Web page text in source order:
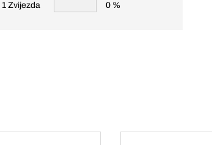
1 Zvijezda
0 %